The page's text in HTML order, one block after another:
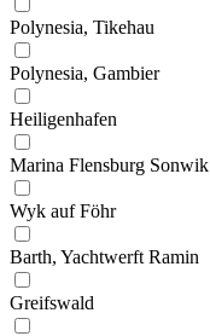
Polynesia, Tikehau
Polynesia, Gambier
Heiligenhafen
Marina Flensburg Sonwik
Wyk auf Föhr
Barth, Yachtwerft Ramin
Greifswald